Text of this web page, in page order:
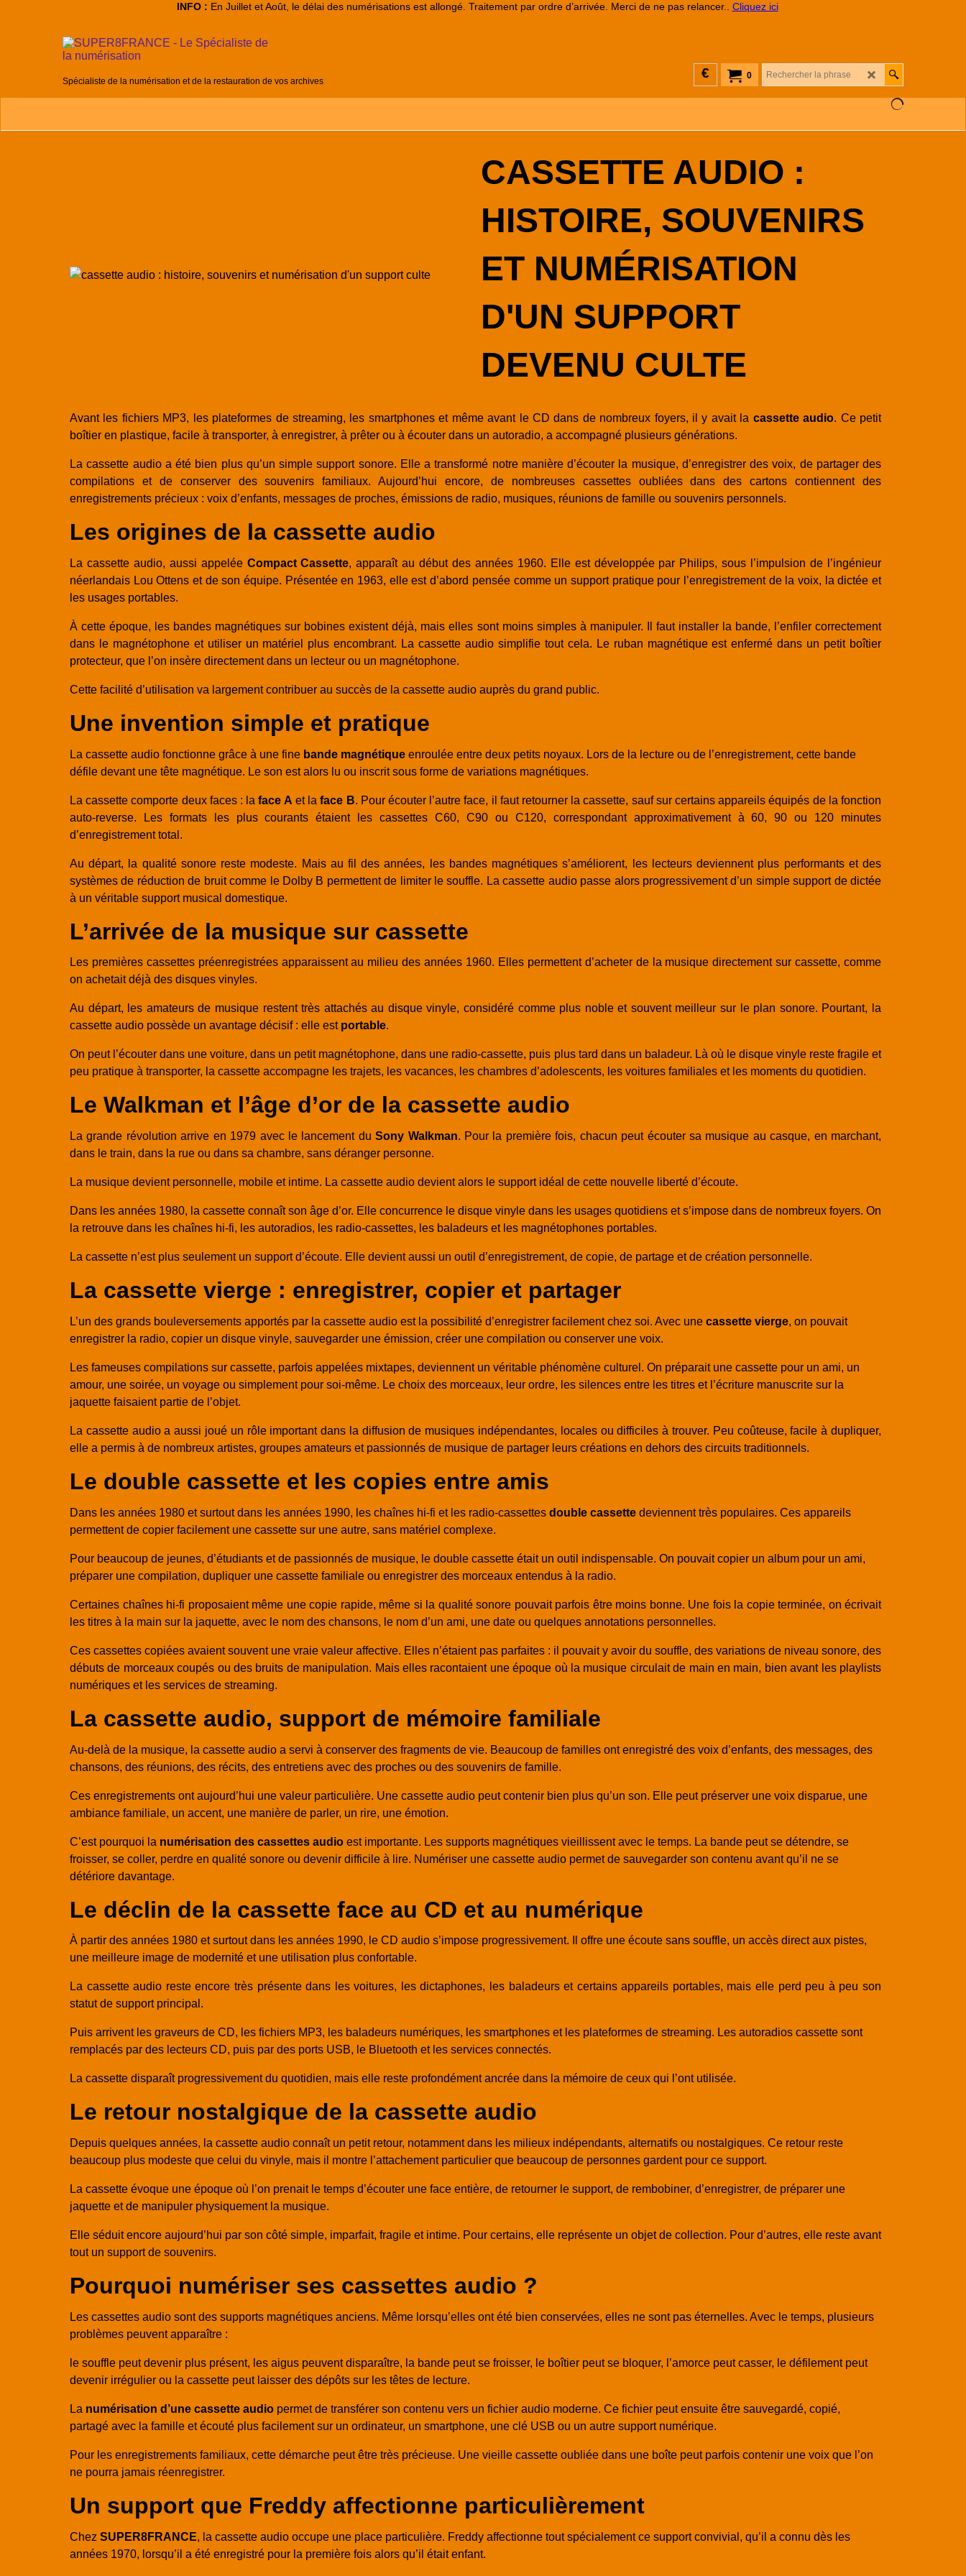
INFO : En Juillet et Août, le délai des numérisations est allongé. Traitement par ordre d’arrivée. Merci de ne pas relancer.. Cliquez ici
Spécialiste de la numérisation et de la restauration de vos archives
0
€
CASSETTE AUDIO :
HISTOIRE, SOUVENIRS
ET NUMÉRISATION
D'UN SUPPORT
DEVENU CULTE
Avant les fichiers MP3, les plateformes de streaming, les smartphones et même avant le CD dans de nombreux foyers, il y avait la cassette audio. Ce petit
boîtier en plastique, facile à transporter, à enregistrer, à prêter ou à écouter dans un autoradio, a accompagné plusieurs générations.
La cassette audio a été bien plus qu’un simple support sonore. Elle a transformé notre manière d’écouter la musique, d’enregistrer des voix, de partager des
compilations et de conserver des souvenirs familiaux. Aujourd’hui encore, de nombreuses cassettes oubliées dans des cartons contiennent des
enregistrements précieux : voix d’enfants, messages de proches, émissions de radio, musiques, réunions de famille ou souvenirs personnels.
Les origines de la cassette audio
La cassette audio, aussi appelée Compact Cassette, apparaît au début des années 1960. Elle est développée par Philips, sous l’impulsion de l’ingénieur
néerlandais Lou Ottens et de son équipe. Présentée en 1963, elle est d’abord pensée comme un support pratique pour l’enregistrement de la voix, la dictée et
les usages portables.
À cette époque, les bandes magnétiques sur bobines existent déjà, mais elles sont moins simples à manipuler. Il faut installer la bande, l’enfiler correctement
dans le magnétophone et utiliser un matériel plus encombrant. La cassette audio simplifie tout cela. Le ruban magnétique est enfermé dans un petit boîtier
protecteur, que l’on insère directement dans un lecteur ou un magnétophone.
Cette facilité d’utilisation va largement contribuer au succès de la cassette audio auprès du grand public.
Une invention simple et pratique
La cassette audio fonctionne grâce à une fine bande magnétique enroulée entre deux petits noyaux. Lors de la lecture ou de l’enregistrement, cette bande
défile devant une tête magnétique. Le son est alors lu ou inscrit sous forme de variations magnétiques.
La cassette comporte deux faces : laface A et laface B. Pour écouter l’autre face, il faut retourner la cassette, sauf sur certains appareils équipés de la fonction
auto-reverse. Les formats les plus courants étaient les cassettes C60, C90 ou C120, correspondant approximativement à 60, 90 ou 120 minutes
d’enregistrement total.
Au départ, la qualité sonore reste modeste. Mais au fil des années, les bandes magnétiques s’améliorent, les lecteurs deviennent plus performants et des
systèmes de réduction de bruit comme le Dolby B permettent de limiter le souffle. La cassette audio passe alors progressivement d’un simple support de dictée
à un véritable support musical domestique.
L’arrivée de la musique sur cassette
Les premières cassettes préenregistrées apparaissent au milieu des années 1960. Elles permettent d’acheter de la musique directement sur cassette, comme
on achetait déjà des disques vinyles.
Au départ, les amateurs de musique restent très attachés au disque vinyle, considéré comme plus noble et souvent meilleur sur le plan sonore. Pourtant, la
cassette audio possède un avantage décisif : elle est portable.
On peut l’écouter dans une voiture, dans un petit magnétophone, dans une radio-cassette, puis plus tard dans un baladeur. Là où le disque vinyle reste fragile et
peu pratique à transporter, la cassette accompagne les trajets, les vacances, les chambres d’adolescents, les voitures familiales et les moments du quotidien.
Le Walkman et l’âge d’or de la cassette audio
La grande révolution arrive en 1979 avec le lancement duSony Walkman. Pour la première fois, chacun peut écouter sa musique au casque, en marchant,
dans le train, dans la rue ou dans sa chambre, sans déranger personne.
La musique devient personnelle, mobile et intime. La cassette audio devient alors le support idéal de cette nouvelle liberté d’écoute.
Dans les années 1980, la cassette connaît son âge d’or. Elle concurrence le disque vinyle dans les usages quotidiens et s’impose dans de nombreux foyers. On
la retrouve dans les chaînes hi-fi, les autoradios, les radio-cassettes, les baladeurs et les magnétophones portables.
La cassette n’est plus seulement un support d’écoute. Elle devient aussi un outil d’enregistrement, de copie, de partage et de création personnelle.
La cassette vierge : enregistrer, copier et partager
L’un des grands bouleversements apportés par la cassette audio est la possibilité d’enregistrer facilement chez soi. Avec une cassette vierge, on pouvait
enregistrer la radio, copier un disque vinyle, sauvegarder une émission, créer une compilation ou conserver une voix.
Les fameuses compilations sur cassette, parfois appelées mixtapes, deviennent un véritable phénomène culturel. On préparait une cassette pour un ami, un
amour, une soirée, un voyage ou simplement pour soi-même. Le choix des morceaux, leur ordre, les silences entre les titres et l’écriture manuscrite sur la
jaquette faisaient partie de l’objet.
La cassette audio a aussi joué un rôle important dans la diffusion de musiques indépendantes, locales ou difficiles à trouver. Peu coûteuse, facile à dupliquer,
elle a permis à de nombreux artistes, groupes amateurs et passionnés de musique de partager leurs créations en dehors des circuits traditionnels.
Le double cassette et les copies entre amis
Dans les années 1980 et surtout dans les années 1990, les chaînes hi-fi et les radio-cassettes double cassette deviennent très populaires. Ces appareils
permettent de copier facilement une cassette sur une autre, sans matériel complexe.
Pour beaucoup de jeunes, d’étudiants et de passionnés de musique, le double cassette était un outil indispensable. On pouvait copier un album pour un ami,
préparer une compilation, dupliquer une cassette familiale ou enregistrer des morceaux entendus à la radio.
Certaines chaînes hi-fi proposaient même une copie rapide, même si la qualité sonore pouvait parfois être moins bonne. Une fois la copie terminée, on écrivait
les titres à la main sur la jaquette, avec le nom des chansons, le nom d’un ami, une date ou quelques annotations personnelles.
Ces cassettes copiées avaient souvent une vraie valeur affective. Elles n’étaient pas parfaites : il pouvait y avoir du souffle, des variations de niveau sonore, des
débuts de morceaux coupés ou des bruits de manipulation. Mais elles racontaient une époque où la musique circulait de main en main, bien avant les playlists
numériques et les services de streaming.
La cassette audio, support de mémoire familiale
Au-delà de la musique, la cassette audio a servi à conserver des fragments de vie. Beaucoup de familles ont enregistré des voix d’enfants, des messages, des
chansons, des réunions, des récits, des entretiens avec des proches ou des souvenirs de famille.
Ces enregistrements ont aujourd’hui une valeur particulière. Une cassette audio peut contenir bien plus qu’un son. Elle peut préserver une voix disparue, une
ambiance familiale, un accent, une manière de parler, un rire, une émotion.
C’est pourquoi la numérisation des cassettes audio est importante. Les supports magnétiques vieillissent avec le temps. La bande peut se détendre, se
froisser, se coller, perdre en qualité sonore ou devenir difficile à lire. Numériser une cassette audio permet de sauvegarder son contenu avant qu’il ne se
détériore davantage.
Le déclin de la cassette face au CD et au numérique
À partir des années 1980 et surtout dans les années 1990, le CD audio s’impose progressivement. Il offre une écoute sans souffle, un accès direct aux pistes,
une meilleure image de modernité et une utilisation plus confortable.
La cassette audio reste encore très présente dans les voitures, les dictaphones, les baladeurs et certains appareils portables, mais elle perd peu à peu son
statut de support principal.
Puis arrivent les graveurs de CD, les fichiers MP3, les baladeurs numériques, les smartphones et les plateformes de streaming. Les autoradios cassette sont
remplacés par des lecteurs CD, puis par des ports USB, le Bluetooth et les services connectés.
La cassette disparaît progressivement du quotidien, mais elle reste profondément ancrée dans la mémoire de ceux qui l’ont utilisée.
Le retour nostalgique de la cassette audio
Depuis quelques années, la cassette audio connaît un petit retour, notamment dans les milieux indépendants, alternatifs ou nostalgiques. Ce retour reste
beaucoup plus modeste que celui du vinyle, mais il montre l’attachement particulier que beaucoup de personnes gardent pour ce support.
La cassette évoque une époque où l’on prenait le temps d’écouter une face entière, de retourner le support, de rembobiner, d’enregistrer, de préparer une
jaquette et de manipuler physiquement la musique.
Elle séduit encore aujourd’hui par son côté simple, imparfait, fragile et intime. Pour certains, elle représente un objet de collection. Pour d’autres, elle reste avant
tout un support de souvenirs.
Pourquoi numériser ses cassettes audio ?
Les cassettes audio sont des supports magnétiques anciens. Même lorsqu’elles ont été bien conservées, elles ne sont pas éternelles. Avec le temps, plusieurs
problèmes peuvent apparaître :
le souffle peut devenir plus présent, les aigus peuvent disparaître, la bande peut se froisser, le boîtier peut se bloquer, l’amorce peut casser, le défilement peut
devenir irrégulier ou la cassette peut laisser des dépôts sur les têtes de lecture.
La numérisation d’une cassette audio permet de transférer son contenu vers un fichier audio moderne. Ce fichier peut ensuite être sauvegardé, copié,
partagé avec la famille et écouté plus facilement sur un ordinateur, un smartphone, une clé USB ou un autre support numérique.
Pour les enregistrements familiaux, cette démarche peut être très précieuse. Une vieille cassette oubliée dans une boîte peut parfois contenir une voix que l’on
ne pourra jamais réenregistrer.
Un support que Freddy affectionne particulièrement
Chez SUPER8FRANCE, la cassette audio occupe une place particulière. Freddy affectionne tout spécialement ce support convivial, qu’il a connu dès les
années 1970, lorsqu’il a été enregistré pour la première fois alors qu’il était enfant.